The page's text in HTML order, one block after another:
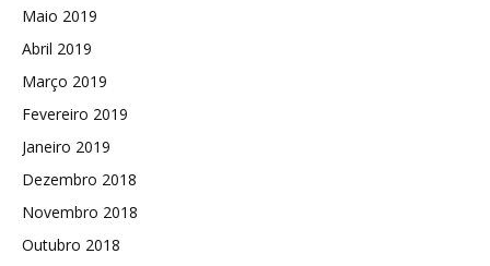
Maio 2019
Abril 2019
Março 2019
Fevereiro 2019
Janeiro 2019
Dezembro 2018
Novembro 2018
Outubro 2018